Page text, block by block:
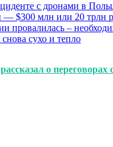
с дронами в
— $300 млн или 20 трлн
провалилась –
сухо и тепло
о